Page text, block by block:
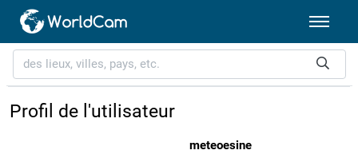
Profil de l'utilisateur
meteoesine